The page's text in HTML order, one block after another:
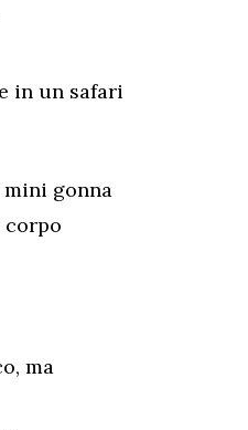
in un safari
gonna
corpo
ma